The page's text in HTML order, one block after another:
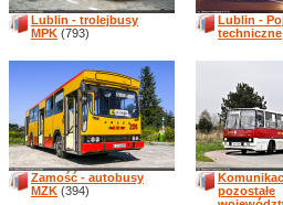
Lublin - trolejbusy
MPK (793)
Lublin -
techniczne
Zamość - autobusy
MZK (394)
pozostałe